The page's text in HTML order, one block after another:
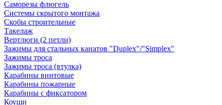
Саморезы флюгель
Системы скрытого монтажа
Скобы строительные
Такелаж
Вертлюги (2 петли)
Зажимы для стальных канатов "Duplex"/"Simplex"
Зажимы троса
Зажимы троса (втулка)
Карабины винтовые
Карабины пожарные
Карабины с фиксатором
Коуши